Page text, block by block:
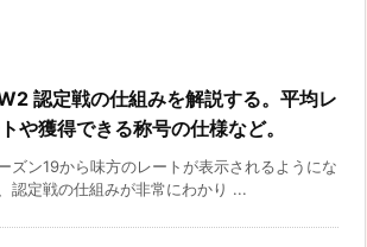
認定戦の仕組みを解説する。平均レ
や獲得できる称号の仕様など。
ズン19から味方のレートが表示されるようにな
認定戦の仕組みが非常にわかり ...